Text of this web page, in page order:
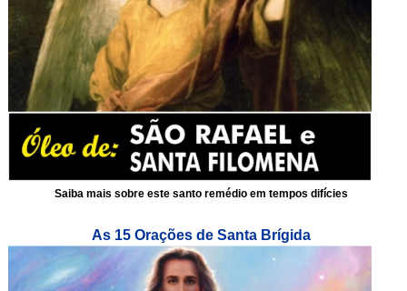
Saiba mais sobre este santo remédio em tempos difícies
As 15 Orações de Santa Brígida